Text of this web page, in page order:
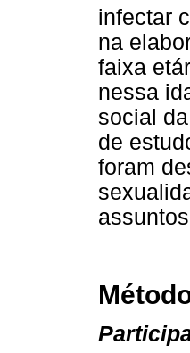
infectar
na
faixa
nessa
social
de
foram